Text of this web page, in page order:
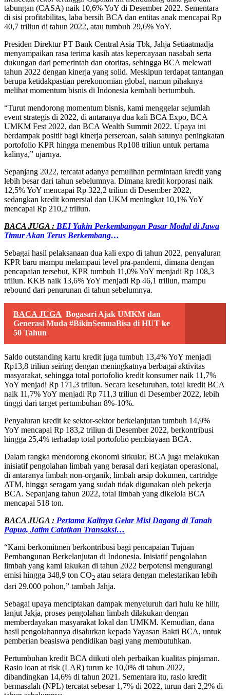
tabungan (CASA) naik 10,6% YoY di Desember 2022. Sementara
di sisi profitabilitas, laba bersih BCA dan entitas anak mencapai Rp
40,7 triliun di tahun 2022, atau tumbuh 29,6% YoY.
Presiden Direktur PT Bank Central Asia Tbk, Jahja Setiaatmadja
menyampaikan rasa terima kasih atas kepercayaan nasabah serta
dukungan dari pemerintah dan otoritas, sehingga BCA melewati
tahun 2022 dengan kinerja yang solid. Meskipun terdapat tantangan
berupa ketidakpastian perekonomian global, namun pihaknya
melihat momentum bisnis di Indonesia kembali bertumbuh.
“Turut mendorong momentum bisnis, kami menggelar sejumlah
event strategis di 2022, di antaranya dua kali BCA Expo, BCA
UMKM Fest 2022, dan BCA Wealth Summit 2022. Upaya ini
berdampak positif bagi kinerja perseroan, salah satunya peningkatan
portofolio KPR hingga menembus Rp108 triliun untuk pertama
kalinya,” ujarnya.
Sepanjang 2022, tercatat adanya pemulihan permintaan kredit yang
lebih besar dari tahun sebelumnya. Dimana kredit korporasi naik
12,5% YoY mencapai Rp 322,2 triliun di Desember 2022,
sedangkan kredit komersial dan UKM meningkat 10,1% YoY
mencapai Rp 210,2 triliun.
BACA JUGA : BEI Yakin Perkembangan Pasar Modal di Jawa
Timur Akan Terus Berkembang…
Sebagai hasil pelaksanaan dua kali expo di tahun 2022, penyaluran
KPR baru mampu melampaui level pra-pandemi, dimana dengan
pencapaian tersebut, KPR tumbuh 11,0% YoY menjadi Rp 108,3
triliun. KKB naik 13,6% YoY menjadi Rp 46,1 triliun, mampu
rebound dari penurunan di tahun sebelumnya.
BACA JUGA Bogasari Ajak UMKM dan
Generasi Muda #BikinSemuaBisa di HUT ke
50 Tahun
Saldo outstanding kartu kredit juga tumbuh 13,4% YoY menjadi
Rp13,8 triliun seiring dengan meningkatnya berbagai aktivitas
masyarakat, sehingga total portofolio kredit konsumer naik 11,7%
YoY menjadi Rp 171,3 triliun. Secara keseluruhan, total kredit BCA
naik 11,7% YoY menjadi Rp 711,3 triliun di Desember 2022, lebih
tinggi dari target pertumbuhan 8%-10%.
Penyaluran kredit ke sektor-sektor berkelanjutan tumbuh 14,9%
YoY mencapai Rp 183,2 triliun di Desember 2022, berkontribusi
hingga 25,4% terhadap total portofolio pembiayaan BCA.
Dalam rangka mendorong ekonomi sirkular, BCA juga melakukan
inisiatif pengolahan limbah yang berasal dari kegiatan operasional,
di antaranya limbah non-organik, limbah arsip dokumen, cartridge
ATM, hingga seragam yang sudah tidak digunakan oleh pekerja
BCA. Sepanjang tahun 2022, total limbah yang dikelola BCA
mencapai 518 ton.
BACA JUGA : Pertama Kalinya Gelar Misi Dagang di Tanah
Papua, Jatim Catatkan Transaksi…
“Kami berkomitmen berkontribusi bagi pencapaian Tujuan
Pembangunan Berkelanjutan di Indonesia. Inisiatif pengolahan
limbah yang kami lakukan di tahun 2022 berpotensi mengurangi
emisi hingga 348,9 ton CO2 atau setara dengan melestarikan lebih
dari 29.000 pohon,” tambah Jahja.
Sebagai upaya menciptakan dampak menyeluruh dari hulu ke hilir,
lanjut Jakja, proses pengolahan limbah dilakukan dengan
memberdayakan masyarakat lokal dan UMKM. Kemudian, dana
hasil pengolahannya disalurkan kepada Yayasan Bakti BCA, untuk
pemberian beasiswa pendidikan bagi yang membutuhkan.
Pertumbuhan kredit BCA diikuti oleh perbaikan kualitas pinjaman.
Rasio loan at risk (LAR) turun ke 10,0% di tahun 2022,
dibandingkan 14,6% di tahun 2021. Sementara itu, rasio kredit
bermasalah (NPL) tercatat sebesar 1,7% di 2022, turun dari 2,2% di